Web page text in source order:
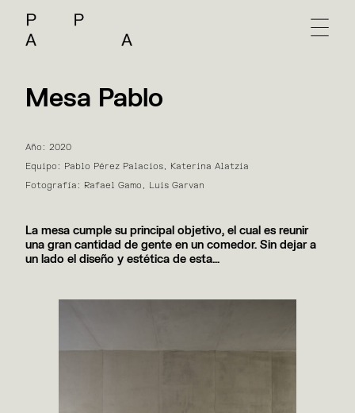
Mesa Pablo
Año: 2020
Equipo: Pablo Pérez Palacios, Katerina Alatzia
Fotografía: Rafael Gamo, Luis Garvan
La mesa cumple su principal objetivo, el cual es reunir
una gran cantidad de gente en un comedor. Sin dejar a
un lado el diseño y estética de esta…